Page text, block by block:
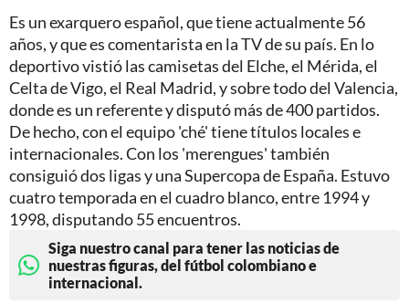
Es un exarquero español, que tiene actualmente 56
años, y que es comentarista en la TV de su país. En lo
deportivo vistió las camisetas del Elche, el Mérida, el
Celta de Vigo, el Real Madrid, y sobre todo del Valencia,
donde es un referente y disputó más de 400 partidos.
De hecho, con el equipo 'ché' tiene títulos locales e
internacionales. Con los 'merengues' también
consiguió dos ligas y una Supercopa de España. Estuvo
cuatro temporada en el cuadro blanco, entre 1994 y
1998, disputando 55 encuentros.
Siga nuestro canal para tener las noticias de
nuestras figuras, del fútbol colombiano e
internacional.